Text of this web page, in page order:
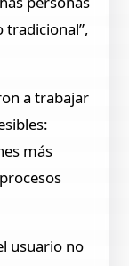
tradicional”,
a trabajar
más
usuario no